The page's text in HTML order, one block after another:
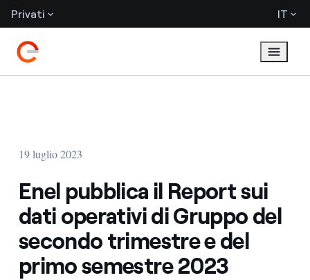
Privati IT
19 luglio 2023
Enel pubblica il Report sui
dati operativi di Gruppo del
secondo trimestre e del
primo semestre 2023